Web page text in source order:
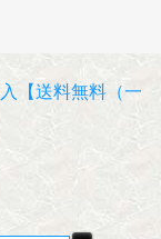
【送料無料（一